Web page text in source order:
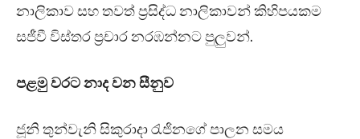
නාලිකාව සහ තවත් ප්‍රසිද්ධ නාලිකාවන් කිහිපයකම
සජීවී විස්තර ප්‍රචාර නරඹන්නට පුලුවන්.
පළමු වරට නාද වන සීනුව
ජූනි තුන්වැනි සිකුරාදා රැජිනගේ පාලන සමය